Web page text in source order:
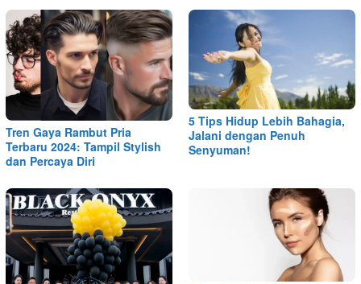
Tren Gaya Rambut Pria
Terbaru 2024: Tampil Stylish
dan Percaya Diri
5 Tips Hidup Lebih Bahagia,
Jalani dengan Penuh
Senyuman!